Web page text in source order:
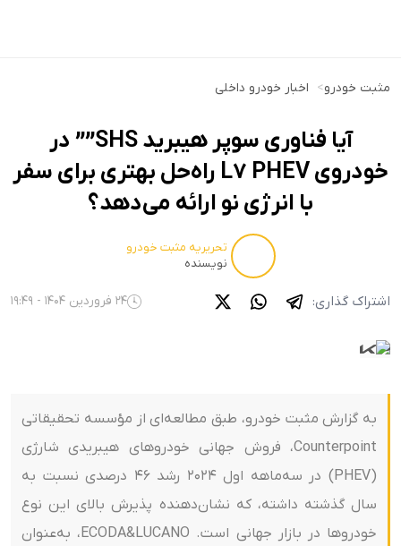
مثبت خودرو> اخبار خودرو داخلی
آیا فناوری سوپر هیبرید SHS”” در
خودروی L7 PHEV راه‌حل بهتری برای سفر
با انرژی نو ارائه می‌دهد؟
تحریریه مثبت خودرو
نویسنده
اشتراک گذاری: 24 فروردین 1404 - 19:49
به گزارش مثبت خودرو، طبق مطالعه‌ای از مؤسسه تحقیقاتی
Counterpoint، فروش جهانی خودروهای هیبریدی شارژی
(PHEV) در سه‌ماهه اول ۲۰۲۴ رشد ۴۶ درصدی نسبت به
سال گذشته داشته، که نشان‌دهنده پذیرش بالای این نوع
خودروها در بازار جهانی است. ECODA&LUCANO، به‌عنوان